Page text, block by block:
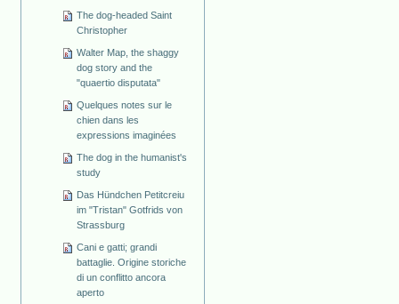
The dog-headed Saint
Christopher
Walter Map, the shaggy
dog story and the
"quaertio disputata"
Quelques notes sur le
chien dans les
expressions imaginées
The dog in the humanist's
study
Das Hündchen Petitcreiu
im "Tristan" Gotfrids von
Strassburg
Cani e gatti; grandi
battaglie. Origine storiche
di un conflitto ancora
aperto